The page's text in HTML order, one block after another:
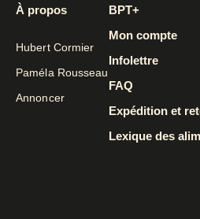
À propos
Hubert Cormier
Paméla Rousseau
Annoncer
BPT+
Mon compte
Infolettre
FAQ
Expédition et
Lexique des